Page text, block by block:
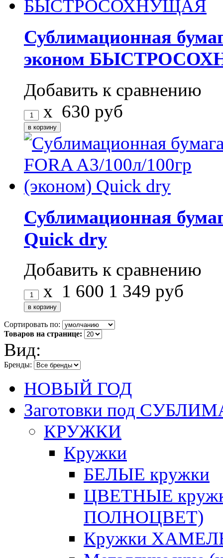
Сублимационная
эконом
Добавить к сравнению
x 630 руб
Сублимационная
Quick dry
Добавить к сравнению
x 1 600 1 349 руб
Сортировать по:
Товаров на странице:
Вид:
Бренды:
НОВЫЙ ГОД
Заготовки под
КРУЖКИ
Кружки
БЕЛЫЕ кружки
ЦВЕТНЫЕ
ПОЛНОЦВЕТ)
Кружки